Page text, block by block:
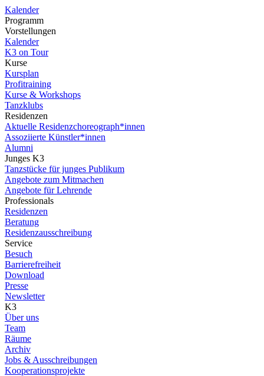
Kalender
Programm
Vorstellungen
Kalender
K3 on Tour
Kurse
Kursplan
Profitraining
Kurse & Workshops
Tanzklubs
Residenzen
Aktuelle Residenzchoreograph*innen
Assoziierte Künstler*innen
Alumni
Junges K3
Tanzstücke für junges Publikum
Angebote zum Mitmachen
Angebote für Lehrende
Professionals
Residenzen
Beratung
Residenzausschreibung
Service
Besuch
Barrierefreiheit
Download
Presse
Newsletter
K3
Über uns
Team
Räume
Archiv
Jobs & Ausschreibungen
Kooperationsprojekte